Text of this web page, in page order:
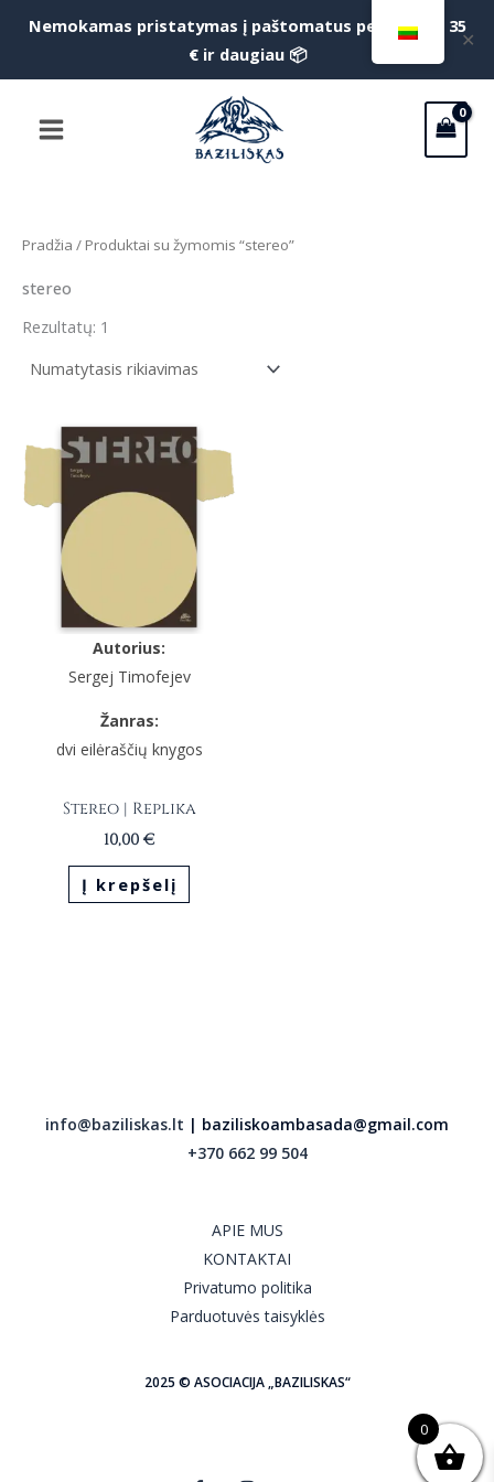
Nemokamas pristatymas į paštomatus perkant už 35
€ ir daugiau 📦
✕
Menu
Pradžia / Produktai su žymomis “stereo”
stereo
Rezultatų: 1
Autorius:
Sergej Timofejev
Žanras:
dvi eilėraščių knygos
Stereo | Replika
10,00 €
Į krepšelį
info@baziliskas.lt | baziliskoambasada@gmail.com
+370 662 99 504
APIE MUS
KONTAKTAI
Privatumo politika
Parduotuvės taisyklės
2025 © ASOCIACIJA „BAZILISKAS“
0